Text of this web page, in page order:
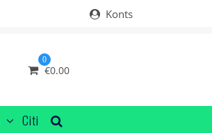
Konts
0
€0.00
Citi